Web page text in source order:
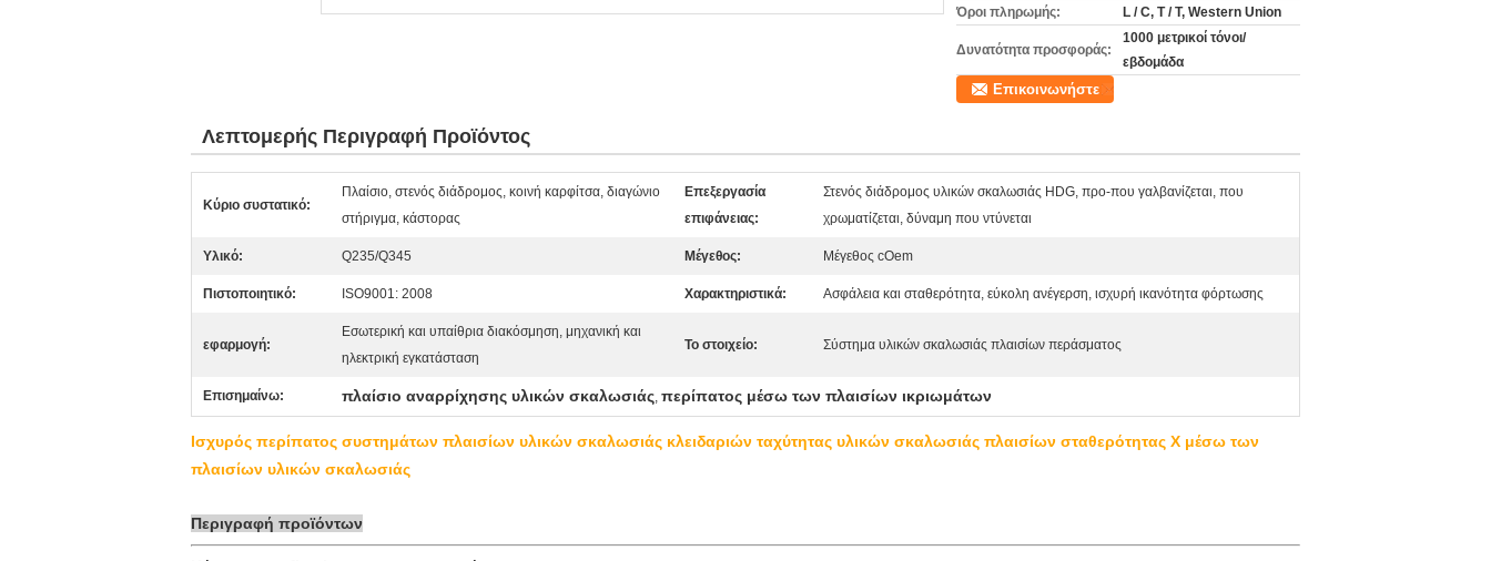
Όροι πληρωμής:
L / C, T / T, Western Union
Δυνατότητα προσφοράς:
1000 μετρικοί τόνοι/
εβδομάδα
Επικοινωνήστε
Λεπτομερής Περιγραφή Προϊόντος
Κύριο συστατικό:
Πλαίσιο, στενός διάδρομος, κοινή καρφίτσα, διαγώνιο
στήριγμα, κάστορας
Επεξεργασία
επιφάνειας:
Στενός διάδρομος υλικών σκαλωσιάς HDG, προ-που γαλβανίζεται, που
χρωματίζεται, δύναμη που ντύνεται
Υλικό: Q235/Q345 Μέγεθος: Μέγεθος cOem
Πιστοποιητικό: ISO9001: 2008 Χαρακτηριστικά: Ασφάλεια και σταθερότητα, εύκολη ανέγερση, ισχυρή ικανότητα φόρτωσης
εφαρμογή:
Εσωτερική και υπαίθρια διακόσμηση, μηχανική και
ηλεκτρική εγκατάσταση
Το στοιχείο: Σύστημα υλικών σκαλωσιάς πλαισίων περάσματος
Επισημαίνω: πλαίσιο αναρρίχησης υλικών σκαλωσιάς, περίπατος μέσω των πλαισίων ικριωμάτων
Ισχυρός περίπατος συστημάτων πλαισίων υλικών σκαλωσιάς κλειδαριών ταχύτητας υλικών σκαλωσιάς πλαισίων σταθερότητας Χ μέσω των
πλαισίων υλικών σκαλωσιάς
Περιγραφή προϊόντων